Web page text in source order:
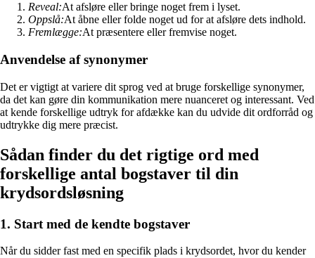
Reveal:At afsløre eller bringe noget frem i lyset.
Oppslå:At åbne eller folde noget ud for at afsløre dets indhold.
Fremlægge:At præsentere eller fremvise noget.
Anvendelse af synonymer
Det er vigtigt at variere dit sprog ved at bruge forskellige synonymer,
da det kan gøre din kommunikation mere nuanceret og interessant. Ved
at kende forskellige udtryk for afdække kan du udvide dit ordforråd og
udtrykke dig mere præcist.
Sådan finder du det rigtige ord med
forskellige antal bogstaver til din
krydsordsløsning
1. Start med de kendte bogstaver
Når du sidder fast med en specifik plads i krydsordet, hvor du kender